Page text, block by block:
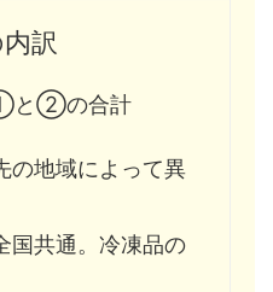
訳
②の合計
の地域によって異
国共通。冷凍品の